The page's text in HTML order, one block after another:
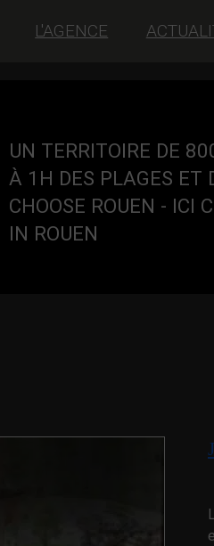
L'AGENCE
UN TERRITOIRE DE
À 1H DES PLAGES ET
CHOOSE ROUEN - ICI
IN ROUEN